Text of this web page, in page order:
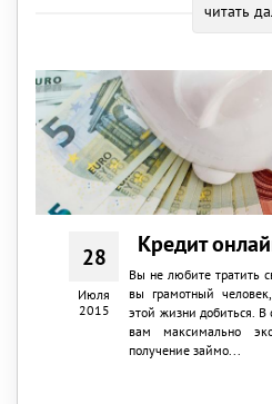
читать
28
Июля
2015
Кредит
Вы не любите тратить
вы грамотный
этой жизни добиться.
вам максимально
получение займо...